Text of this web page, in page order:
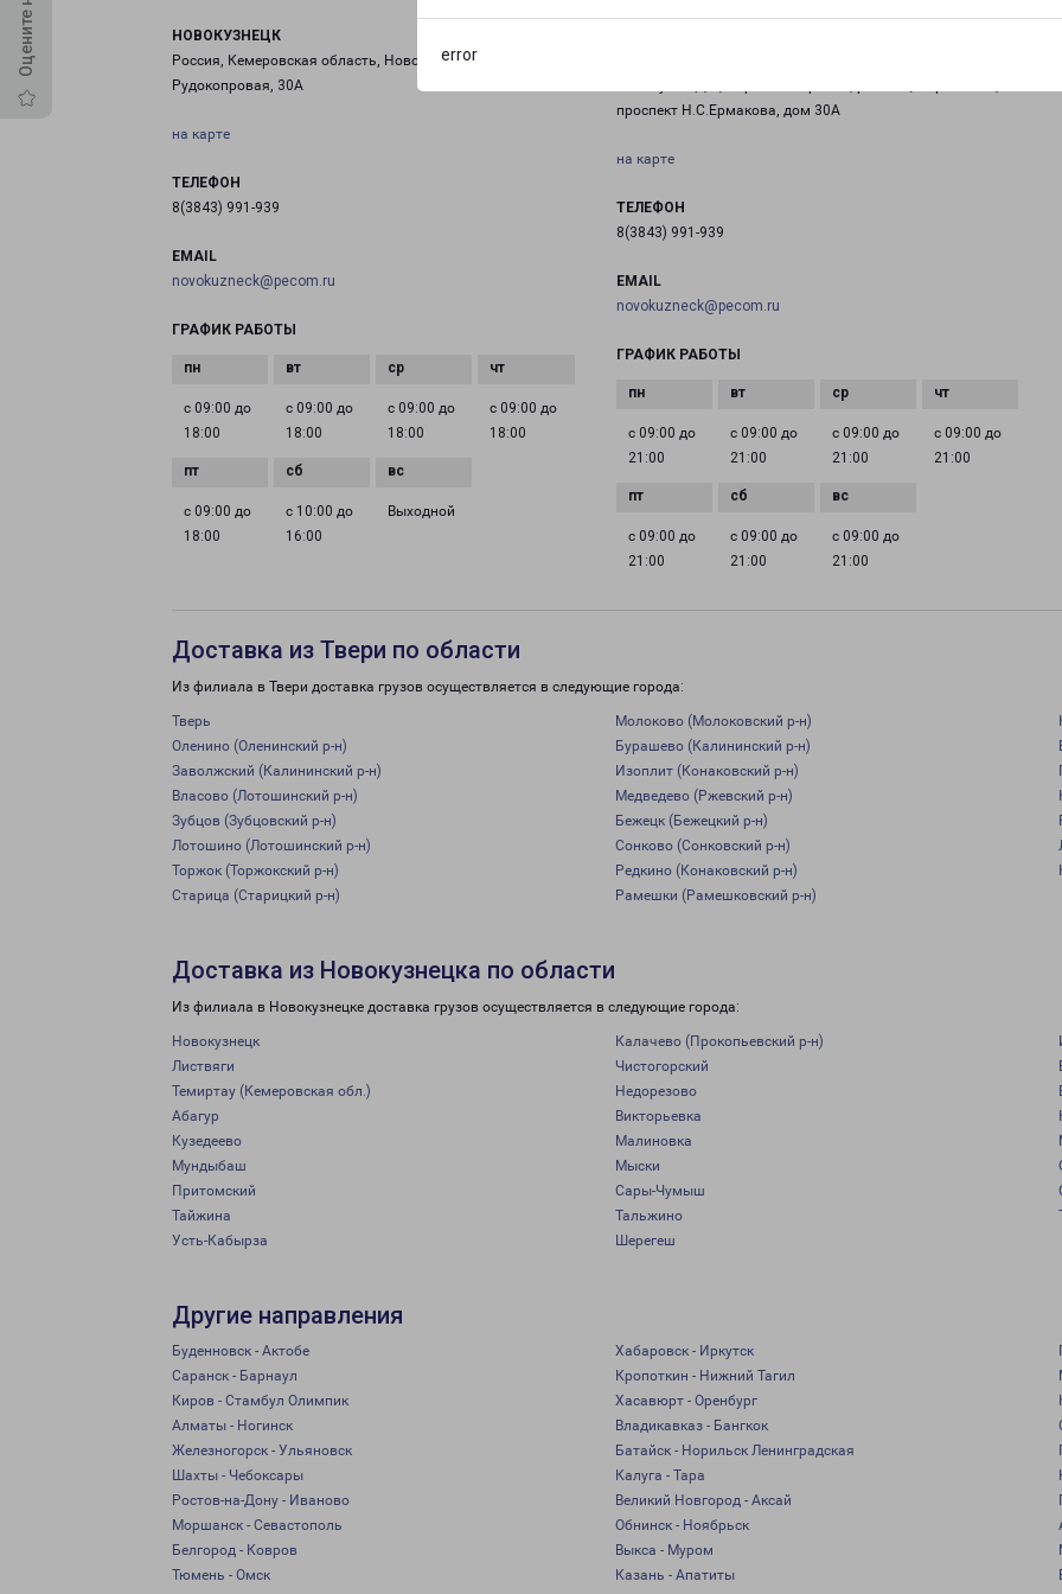
error
НОВОКУЗНЕЦК
Россия, Кемеровская область, Новокузнецк, улица
Рудокопровая, 30А
на карте
ТЕЛЕФОН
8(3843) 991-939
EMAIL
novokuzneck@pecom.ru
ГРАФИК РАБОТЫ
с 09:00 до
18:00
с 09:00 до
18:00
с 09:00 до
18:00
с 09:00 до
18:00
с 09:00 до
18:00
с 10:00 до
16:00
Выходной
проспект Н.С.Ермакова, дом 30А
на карте
ТЕЛЕФОН
8(3843) 991-939
EMAIL
novokuzneck@pecom.ru
ГРАФИК РАБОТЫ
с 09:00 до
21:00
с 09:00 до
21:00
с 09:00 до
21:00
с 09:00 до
21:00
с 09:00 до
21:00
с 09:00 до
21:00
с 09:00 до
21:00
Доставка из Твери по области
Из филиала в Твери доставка грузов осуществляется в следующие города:
Тверь Молоково (Молоковский р-н)
Оленино (Оленинский р-н)
Бурашево (Калининский р-н)
Заволжский (Калининский р-н)
Изоплит (Конаковский р-н)
Власово (Лотошинский р-н)
Медведево (Ржевский р-н)
Зубцов (Зубцовский р-н)
Бежецк (Бежецкий р-н)
Лотошино (Лотошинский р-н)
Сонково (Сонковский р-н)
Торжок (Торжокский р-н)
Редкино (Конаковский р-н)
Старица (Старицкий р-н)
Рамешки (Рамешковский р-н)
Доставка из Новокузнецка по области
Из филиала в Новокузнецке доставка грузов осуществляется в следующие города:
Новокузнецк Калачево (Прокопьевский р-н)
Листвяги
Чистогорский
Темиртау (Кемеровская обл.)
Недорезово
Абагур
Викторьевка
Кузедеево
Малиновка
Мундыбаш
Мыски
Притомский
Сары-Чумыш
Тайжина
Тальжино
Усть-Кабырза
Шерегеш
Другие направления
Буденновск - Актобе Хабаровск - Иркутск
Саранск - Барнаул
Кропоткин - Нижний Тагил
Киров - Стамбул Олимпик
Хасавюрт - Оренбург
Алматы - Ногинск
Владикавказ - Бангкок
Железногорск - Ульяновск
Батайск - Норильск Ленинградская
Шахты - Чебоксары
Калуга - Тара
Ростов-на-Дону - Иваново
Великий Новгород - Аксай
Моршанск - Севастополь
Обнинск - Ноябрьск
Белгород - Ковров
Выкса - Муром
Тюмень - Омск
Казань - Апатиты